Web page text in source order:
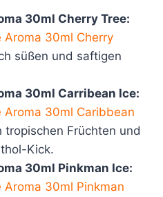
30ml Cherry Tree:
Aroma 30ml Cherry
süßen und saftigen
30ml Carribean Ice:
Aroma 30ml Caribbean
tropischen Früchten und
Kick.
30ml Pinkman Ice:
Aroma 30ml Pinkman